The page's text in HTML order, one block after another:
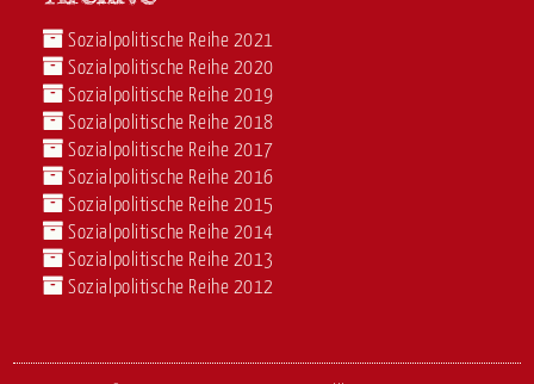
Sozialpolitische Reihe 2021
Sozialpolitische Reihe 2020
Sozialpolitische Reihe 2019
Sozialpolitische Reihe 2018
Sozialpolitische Reihe 2017
Sozialpolitische Reihe 2016
Sozialpolitische Reihe 2015
Sozialpolitische Reihe 2014
Sozialpolitische Reihe 2013
Sozialpolitische Reihe 2012